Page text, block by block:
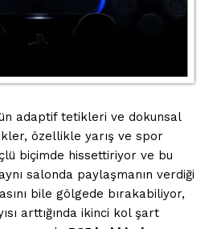
adaptif tetikleri ve dokunsal
özellikle yarış ve spor
biçimde hissettiriyor ve bu
salonda paylaşmanın verdiği
bile gölgede bırakabiliyor,
arttığında ikinci kol şart